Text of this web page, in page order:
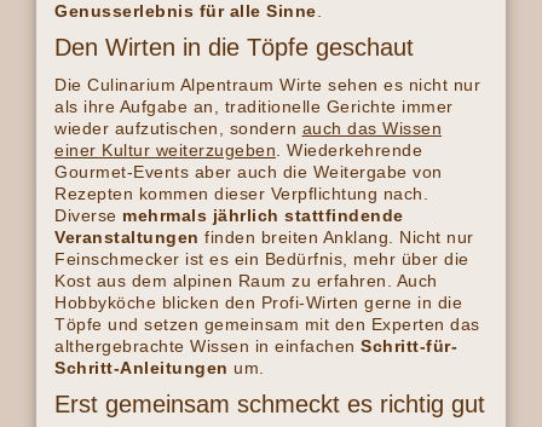
Genusserlebnis für alle Sinne
Den Wirten in die Töpfe geschaut
Die Culinarium Alpentraum Wirte sehen es nicht nur
als ihre Aufgabe an, traditionelle Gerichte immer
wieder aufzutischen, sondern auch das Wissen
einer Kultur weiterzugeben . Wiederkehrende
Gourmet-Events aber auch die Weitergabe von
Rezepten kommen dieser Verpflichtung nach.
Diverse mehrmals jährlich stattfindende
Veranstaltungen finden breiten Anklang. Nicht nur
Feinschmecker ist es ein Bedürfnis, mehr über die
Kost aus dem alpinen Raum zu erfahren. Auch
Hobbyköche blicken den Profi-Wirten gerne in die
Töpfe und setzen gemeinsam mit den Experten das
althergebrachte Wissen in einfachen Schritt-für-
Schritt-Anleitungen um.
Erst gemeinsam schmeckt es richtig gut